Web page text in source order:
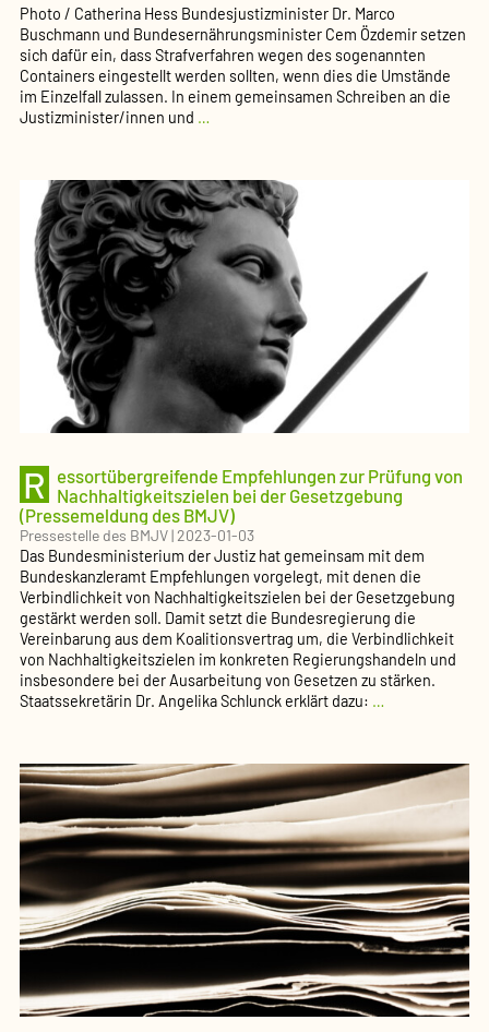
Photo / Catherina Hess Bundesjustizminister Dr. Marco
Buschmann und Bundesernährungsminister Cem Özdemir setzen
sich dafür ein, dass Strafverfahren wegen des sogenannten
Containers eingestellt werden sollten, wenn dies die Umstände
im Einzelfall zulassen. In einem gemeinsamen Schreiben an die
Justizminister/innen und …
werben
für
Änderungen
den
Richtlinien
Verfahrensrecht
Containern
(Pressemeldung
des
BMJV)
R
essortübergreifende Empfehlungen zur Prüfung von
Nachhaltigkeitszielen bei der Gesetzgebung
(Pressemeldung des BMJV)
Pressestelle des BMJV|2023-01-03
Das Bundesministerium der Justiz hat gemeinsam mit dem
Bundeskanzleramt Empfehlungen vorgelegt, mit denen die
Verbindlichkeit von Nachhaltigkeitszielen bei der Gesetzgebung
gestärkt werden soll. Damit setzt die Bundesregierung die
Vereinbarung aus dem Koalitionsvertrag um, die Verbindlichkeit
von Nachhaltigkeitszielen im konkreten Regierungshandeln und
insbesondere bei der Ausarbeitung von Gesetzen zu stärken.
Staatssekretärin Dr. Angelika Schlunck erklärt dazu: …
Prüfung
von
der
Gesetzgebung
des
BMJV)